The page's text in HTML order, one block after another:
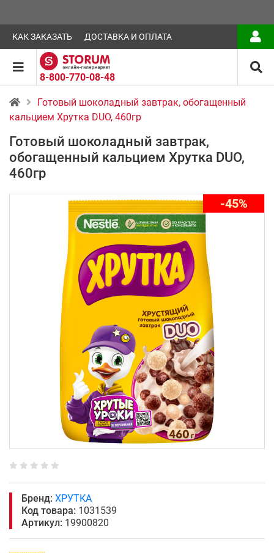
КАК ЗАКАЗАТЬ ДОСТАВКА И ОПЛАТА
8-800-770-08-48
Готовый шоколадный завтрак, обогащенный
кальцием Хрутка DUO, 460гр
Готовый шоколадный завтрак,
обогащенный кальцием Хрутка DUO,
460гр
-45%
Бренд: ХРУТКА
Код товара: 1031539
Артикул: 19900820